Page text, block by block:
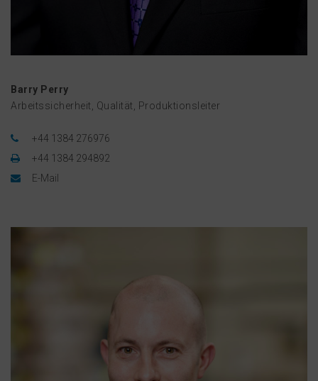
Barry Perry
Arbeitssicherheit, Qualität, Produktionsleiter
+44 1384 276976
+44 1384 294892
E-Mail